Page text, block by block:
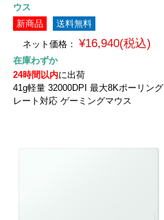
ウス
新商品
送料無料
ネット価格：
¥16,940(税込)
在庫わずか
24時間以内に出荷
41g軽量 32000DPI 最大8Kポーリング
レート対応 ゲーミングマウス